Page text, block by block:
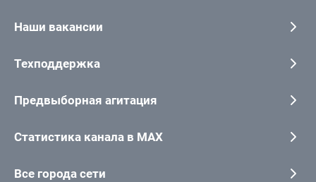
Наши вакансии
Техподдержка
Предвыборная агитация
Статистика канала в MAX
Все города сети